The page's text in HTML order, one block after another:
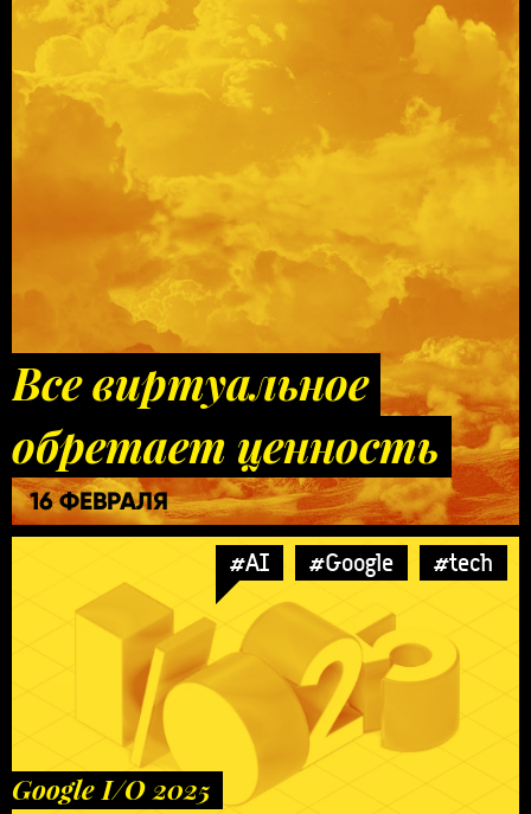
Все виртуальное
обретает ценность
16 ФЕВРАЛЯ
#AI #Google #tech
Google I/O 2025